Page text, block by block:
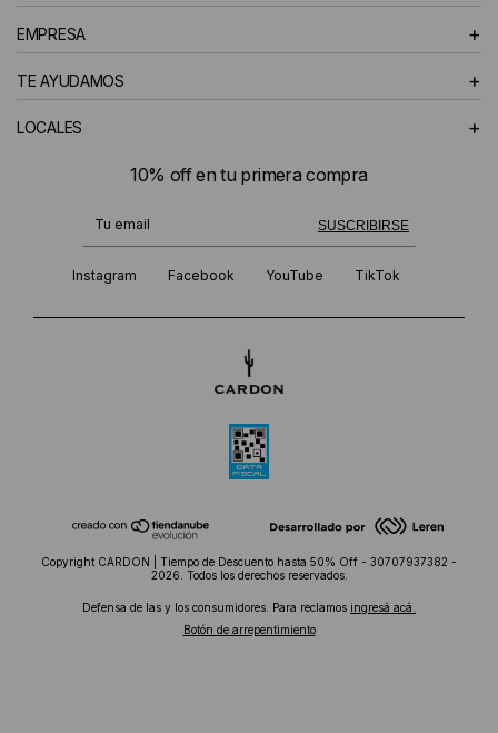
EMPRESA +
TE AYUDAMOS +
LOCALES +
10% off en tu primera compra
SUSCRIBIRSE
¡Te suscribiste exitosamente!
Instagram Facebook YouTube TikTok
Copyright CARDON | Tiempo de Descuento hasta 50% Off - 30707937382 -
2026. Todos los derechos reservados.
Defensa de las y los consumidores. Para reclamos ingresá acá.
Botón de arrepentimiento